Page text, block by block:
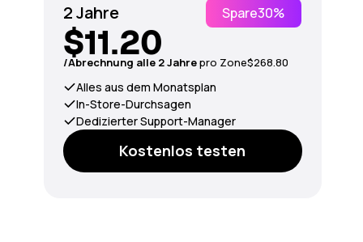
2 Jahre Spare30%
$11.20
/Abrechnung alle 2 Jahrepro Zone$268.80
Alles aus dem Monatsplan
In-Store-Durchsagen
Dedizierter Support-Manager
Kostenlos testen